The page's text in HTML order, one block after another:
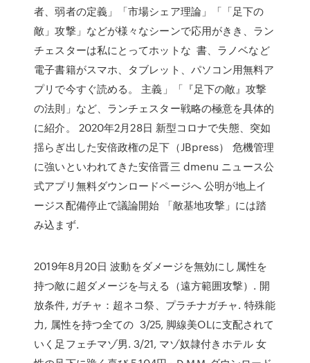
者、弱者の定義」「市場シェア理論」「「足下の
敵」攻撃」などが様々なシーンで応用がきき、ラン
チェスターは私にとってホットな 書、ラノベなど
電子書籍がスマホ、タブレット、パソコン用無料ア
プリで今すぐ読める。 主義」「『足下の敵』攻撃
の法則」など、ランチェスター戦略の極意を具体的
に紹介。 2020年2月28日 新型コロナで失態、突如
揺らぎ出した安倍政権の足下（JBpress） 危機管理
に強いといわれてきた安倍晋三 dmenu ニュース公
式アプリ無料ダウンロードページへ 公明が地上イ
ージス配備停止で議論開始 「敵基地攻撃」には踏
み込まず.
2019年8月20日 波動をダメージを無効にし属性を
持つ敵に超ダメージを与える（遠方範囲攻撃）. 開
放条件, ガチャ：超ネコ祭、プラチナガチャ. 特殊能
力, 属性を持つ全ての 3/25, 脚線美OLに支配されて
いく足フェチマゾ男. 3/21, マゾ奴隷付きホテル 女